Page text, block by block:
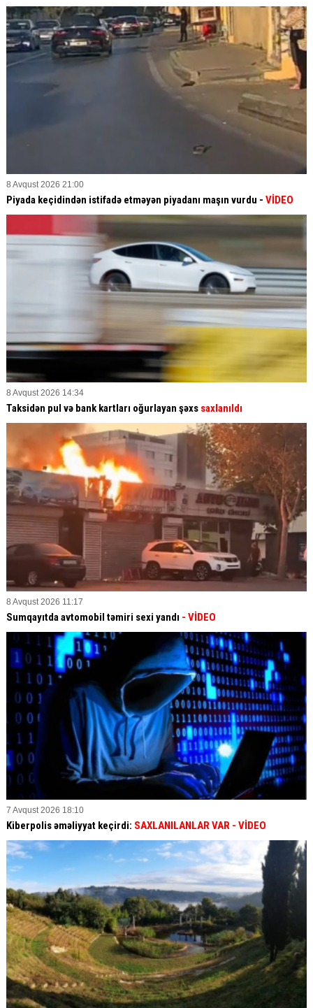
8 Avqust 2026 21:00
Piyada keçidindən istifadə etməyən piyadanı maşın vurdu - VİDEO
8 Avqust 2026 14:34
Taksidən pul və bank kartları oğurlayan şəxs saxlanıldı
8 Avqust 2026 11:17
Sumqayıtda avtomobil təmiri sexi yandı - VİDEO
7 Avqust 2026 18:10
Kiberpolis əməliyyat keçirdi: SAXLANILANLAR VAR - VİDEO